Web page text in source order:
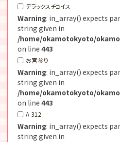
デラックスチョイス
Warning: in_array() expects
string given in
/home/okamotokyoto/
on line 443
お宮参り
Warning: in_array() expects
string given in
/home/okamotokyoto/
on line 443
A-312
Warning: in_array() expects
string given in